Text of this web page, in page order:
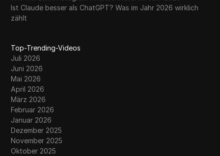
Ist Claude besser als ChatGPT? Was im Jahr 2026 wirklich
zählt
Top-Trending-Videos
Juli 2026
Juni 2026
Mai 2026
April 2026
März 2026
Februar 2026
Januar 2026
Dezember 2025
November 2025
Oktober 2025